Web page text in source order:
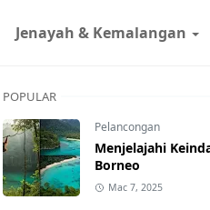
Jenayah & Kemalangan
POPULAR
Pelancongan
Menjelajahi
Borneo
Mac 7, 2025